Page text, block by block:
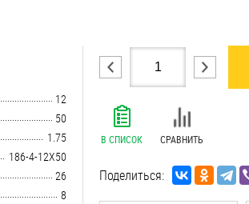
12
50
1.75
186-4-12X50
26
8
В СПИСОК СРАВНИТЬ
Поделиться: